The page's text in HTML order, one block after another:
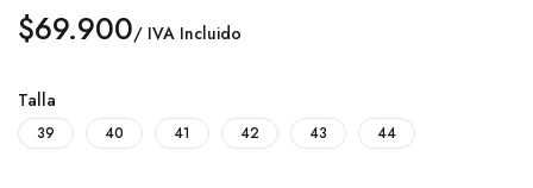
$69.900/ IVA Incluido
Talla
39 40 41 42 43 44